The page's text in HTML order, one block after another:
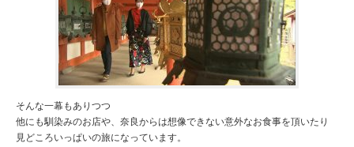
そんな一幕もありつつ
他にも馴染みのお店や、奈良からは想像できない意外なお食事を頂いたり
見どころいっぱいの旅になっています。